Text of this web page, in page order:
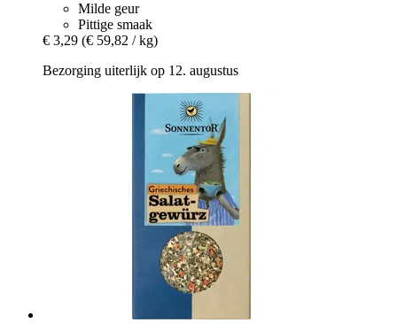
Milde geur
Pittige smaak
€ 3,29 (€ 59,82 / kg)
Bezorging uiterlijk op 12. augustus